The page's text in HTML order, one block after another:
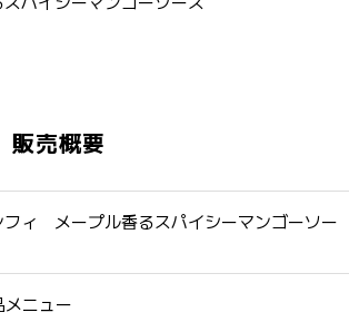
販売概要
フィ メープル香るスパイシーマンゴーソー
ニュー